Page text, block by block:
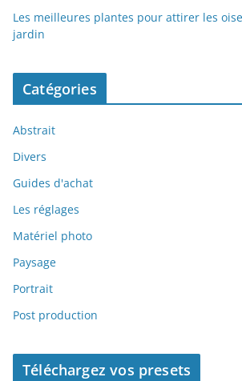
Les meilleures plantes pour attirer les
jardin
Catégories
Abstrait
Divers
Guides d'achat
Les réglages
Matériel photo
Paysage
Portrait
Post production
Téléchargez vos presets